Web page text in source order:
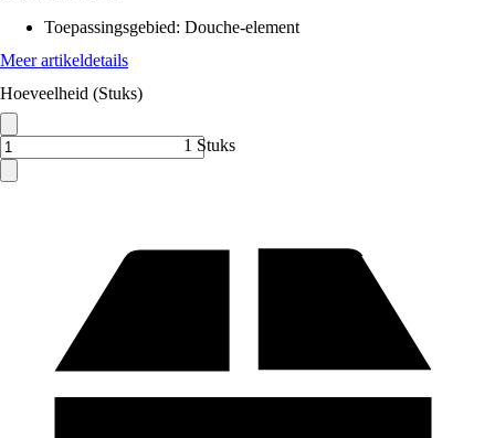
Toepassingsgebied: Douche-element
Meer artikeldetails
Hoeveelheid (Stuks)
1 Stuks